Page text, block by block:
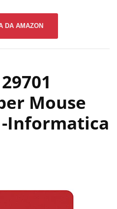
DA AMAZON
Mouse
-Informatica